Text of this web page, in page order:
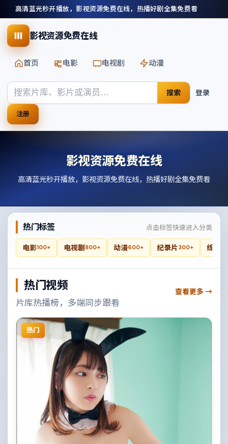
高清蓝光秒开播放，影视资源免费在线，热播好剧全集免费看
影视资源免费在线
首页 电影 电视剧 动漫
搜索 登录
注册
影视资源免费在线
高清蓝光秒开播放，影视资源免费在线，热播好剧全集免费看
热门标签 点击标签快速进入分类
电影100+ 电视剧 800+ 动漫600+ 纪录片300+ 综艺
热门视频
片库热播榜，多端同步跟看
查看更多 →
热门